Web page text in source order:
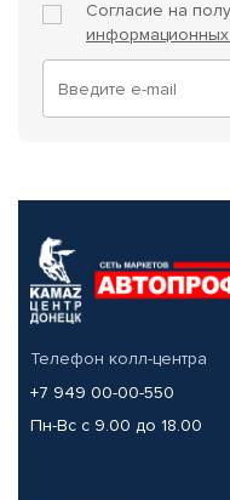
Согласие на
Телефон колл-центра
+7 949 00-00-550
Пн-Вс с 9.00 до 18.00